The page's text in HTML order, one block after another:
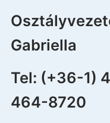
Főoldal
Betegellátás
Gabriella
Tel: (+36-1)
464-8720